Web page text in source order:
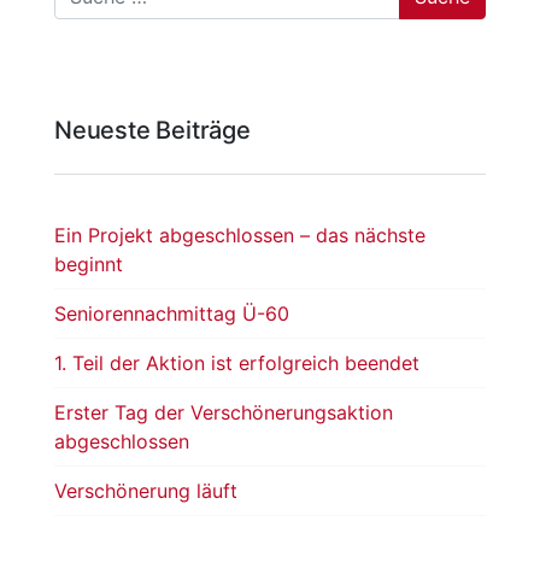
Neueste Beiträge
Ein Projekt abgeschlossen – das nächste
beginnt
Seniorennachmittag Ü-60
1. Teil der Aktion ist erfolgreich beendet
Erster Tag der Verschönerungsaktion
abgeschlossen
Verschönerung läuft